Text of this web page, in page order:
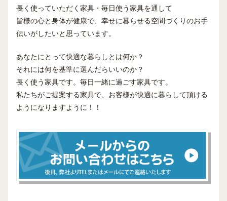
長く使っていただく家具・毎日使う家具を通して
皆様の心と身体が健康で、幸せに暮らせる空間づくりのお手
伝いがしたいと思っています。
あなたにとって快適な暮らしとは何か？
それには何を基準に選んだらいいのか？
長く使う家具です。毎日一緒に過ごす家具です。
私たちがご提案する家具で、お客様が快適に暮らして頂ける
ようになりますように！！